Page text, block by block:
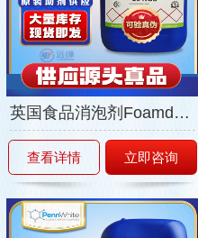
英国食品消泡剂Foamdoctor-F1075
查看详情 立即咨询